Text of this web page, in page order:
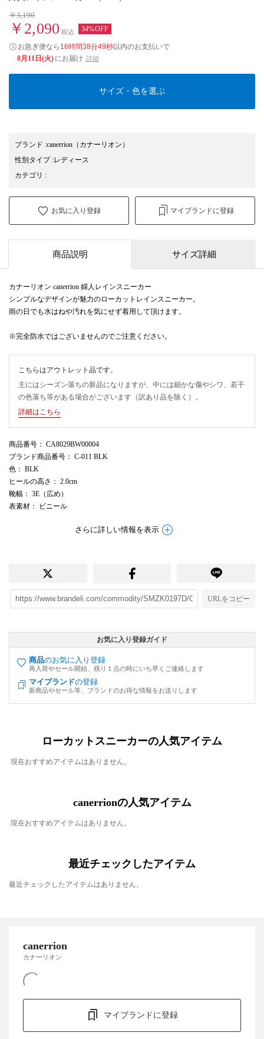
￥3,190
￥2,090 税込 34%OFF
お急ぎ便なら 16時間38分48秒以内のお支払いで
8月11日(火) にお届け 詳細
サイズ・色を選ぶ
ブランド :canerrion （カナーリオン）
性別タイプ:レディース
カテゴリ :
お気に入り登録 マイブランドに登録
商品説明 サイズ詳細
カナーリオン canerrion 婦人レインスニーカー
シンプルなデザインが魅力のローカットレインスニーカー。
雨の日でも水はねや汚れを気にせず着用して頂けます。
※完全防水ではございませんのでご注意ください。
こちらはアウトレット品です。
主にはシーズン落ちの新品になりますが、中には細かな傷やシワ、若干
の色落ち等がある場合がございます（訳あり品を除く）。
詳細はこちら
商品番号 ： CA8029BW00004
ブランド商品番号 ： C-011 BLK
色 ： BLK
ヒールの高さ ： 2.0cm
靴幅 ： 3E（広め）
表素材 ： ビニール
さらに詳しい情報を表示
URLをコピー
お気に入り登録ガイド
商品のお気に入り登録
再入荷やセール開始、残り１点の時にいち早くご連絡します
マイブランドの登録
新商品やセール等、ブランドのお得な情報をお送りします
ローカットスニーカーの人気アイテム
現在おすすめアイテムはありません。
canerrionの人気アイテム
現在おすすめアイテムはありません。
最近チェックしたアイテム
最近チェックしたアイテムはありません。
canerrion
カナーリオン
マイブランドに登録